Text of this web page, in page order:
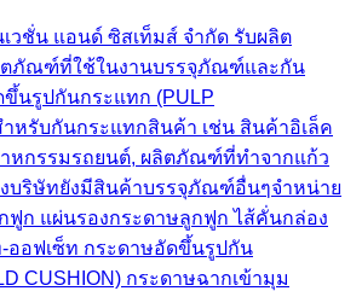
วชั่น แอนด์ ซิสเท็มส์ จำกัด รับผลิต
ตภัณฑ์ที่ใช้ในงานบรรจุภัณฑ์และกัน
นรูปกันกระแทก (PULP
ำหรับกันกระแทกสินค้า เช่น สินค้าอิเล็ค
หกรรมรถยนต์, ผลิตภัณฑ์ที่ทำจากแก้ว
บริษัทยังมีสินค้าบรรจุภัณฑ์อื่นๆจำหน่าย
ฟูก แผ่นรองกระดาษลูกฟูก ไส้คั่นกล่อง
ออฟเซ็ท กระดาษอัดขึ้นรูปกัน
CUSHION) กระดาษฉากเข้ามุม